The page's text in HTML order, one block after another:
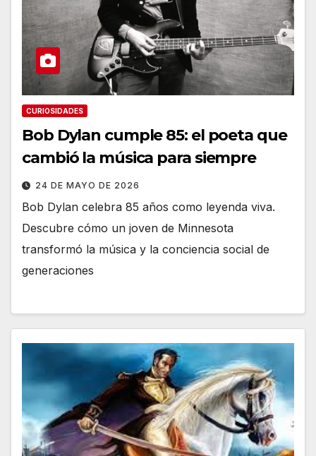
CURIOSIDADES
Bob Dylan cumple 85: el poeta que
cambió la música para siempre
24 DE MAYO DE 2026
Bob Dylan celebra 85 años como leyenda viva.
Descubre cómo un joven de Minnesota
transformó la música y la conciencia social de
generaciones